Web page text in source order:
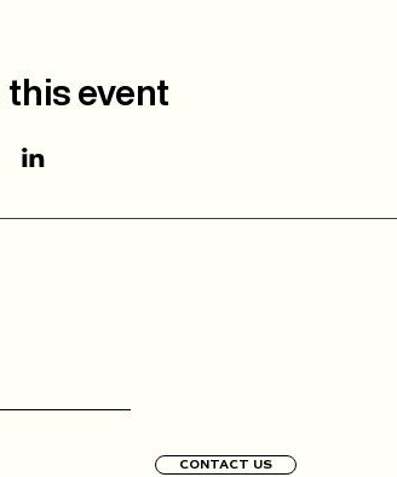
event
CONTACT US